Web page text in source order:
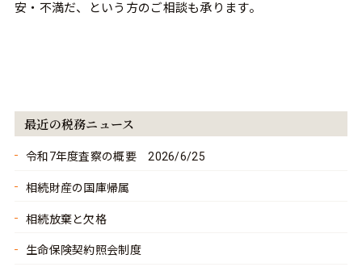
安・不満だ、という方のご相談も承ります。
最近の税務ニュース
令和7年度査察の概要 2026/6/25
相続財産の国庫帰属
相続放棄と欠格
生命保険契約照会制度